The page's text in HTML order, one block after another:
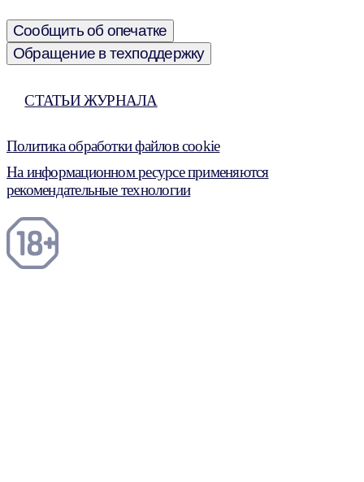
Сообщить об опечатке
Обращение в техподдержку
СТАТЬИ ЖУРНАЛА
Политика обработки файлов cookie
На информационном ресурсе применяются
рекомендательные технологии